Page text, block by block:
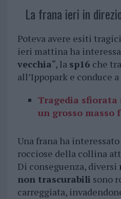
La frana ieri in
Poteva avere esiti
ieri mattina ha
vecchia“, la sp16 che
all’Ippopark e conduce a
Tragedia sfiorata
un grosso masso
Una frana ha
rocciose della collina
Di conseguenza, diversi
non trascurabili sono
carreggiata,